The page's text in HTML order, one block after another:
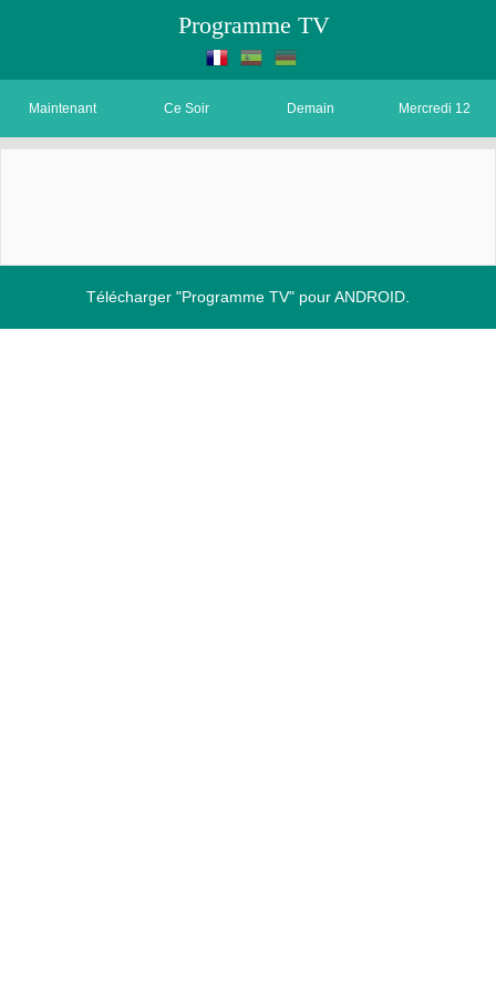
Programme TV
Maintenant Ce Soir Demain Mercredi 12
Télécharger "Programme TV" pour ANDROID.